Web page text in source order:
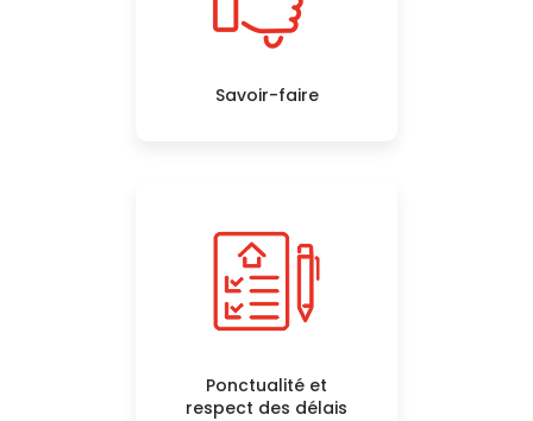
Savoir-faire
Ponctualité et
respect des délais